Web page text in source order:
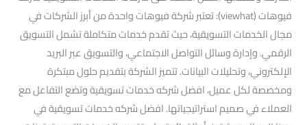
فيوهات (viewhat): تعتبر شركة فيوهات واحدة من أبرز الشركات في
مجال الخدمات التسويقية، حيث تقدم خدمات متكاملة تشمل التسويق
الرقمي. وإدارة وسائل التواصل الاجتماعي، والتسويق عبر البريد
الإلكتروني، وتحليلات البيانات. تتميز الشركة بتقديم حلول مبتكرة
ومخصصة لكل عميل، افضل شركه خدمات تسويقية وتضع التفاعل مع
العملاء في صميم استراتيجياتها. افضل شركه خدمات تسويقية في